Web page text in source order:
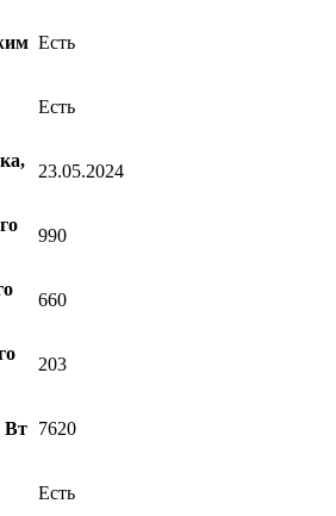
Есть
Есть
23.05.2024
990
660
203
Вт 7620
Есть